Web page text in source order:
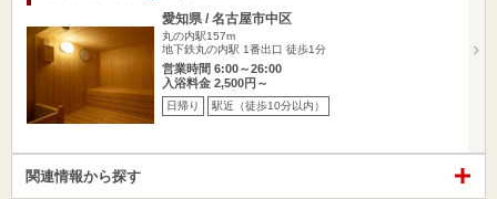
愛知県 / 名古屋市中区
丸の内駅157m
地下鉄丸の内駅 1番出口 徒歩1分
営業時間 6:00～26:00
入浴料金 2,500円～
日帰り 駅近（徒歩10分以内）
関連情報から探す